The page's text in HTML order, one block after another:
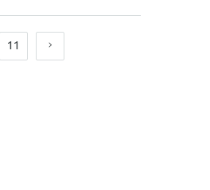
11